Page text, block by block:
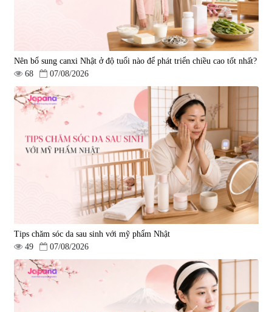
Nên bổ sung canxi Nhật ở độ tuổi nào để phát triển chiều cao tốt nhất?
68
07/08/2026
Tips chăm sóc da sau sinh với mỹ phẩm Nhật
49
07/08/2026